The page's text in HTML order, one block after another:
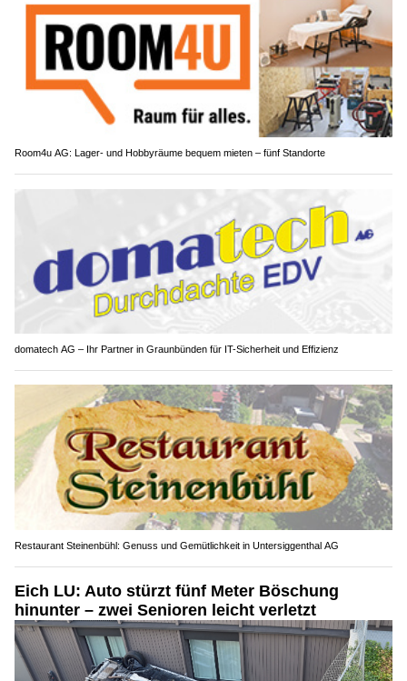
Room4u AG: Lager- und Hobbyräume bequem mieten – fünf Standorte
domatech AG – Ihr Partner in Graunbünden für IT-Sicherheit und Effizienz
Restaurant Steinenbühl: Genuss und Gemütlichkeit in Untersiggenthal AG
Eich LU: Auto stürzt fünf Meter Böschung
hinunter – zwei Senioren leicht verletzt